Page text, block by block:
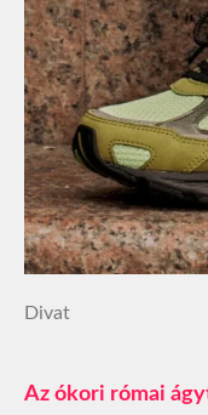
Divat
Az ókori római